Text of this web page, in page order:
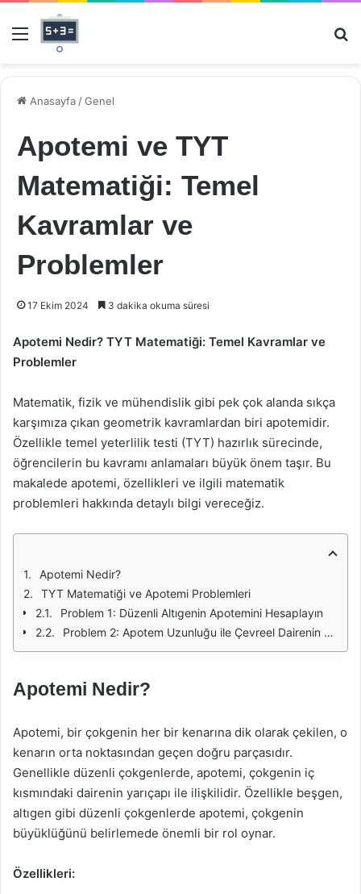
Menü
Anasayfa /Genel
Apotemi ve TYT
Matematiği: Temel
Kavramlar ve
Problemler
17 Ekim 2024 3 dakika okuma süresi
Apotemi Nedir? TYT Matematiği: Temel Kavramlar ve
Problemler
Matematik, fizik ve mühendislik gibi pek çok alanda sıkça
karşımıza çıkan geometrik kavramlardan biri apotemidir.
Özellikle temel yeterlilik testi (TYT) hazırlık sürecinde,
öğrencilerin bu kavramı anlamaları büyük önem taşır. Bu
makalede apotemi, özellikleri ve ilgili matematik
problemleri hakkında detaylı bilgi vereceğiz.
Apotemi Nedir?
TYT Matematiği ve Apotemi Problemleri
Problem 1: Düzenli Altıgenin Apotemini Hesaplayın
Problem 2: Apotem Uzunluğu ile Çevreel Dairenin Yarıçapını Bulma
Apotemi Nedir?
Apotemi, bir çokgenin her bir kenarına dik olarak çekilen, o
kenarın orta noktasından geçen doğru parçasıdır.
Genellikle düzenli çokgenlerde, apotemi, çokgenin iç
kısmındaki dairenin yarıçapı ile ilişkilidir. Özellikle beşgen,
altıgen gibi düzenli çokgenlerde apotemi, çokgenin
büyüklüğünü belirlemede önemli bir rol oynar.
Özellikleri: